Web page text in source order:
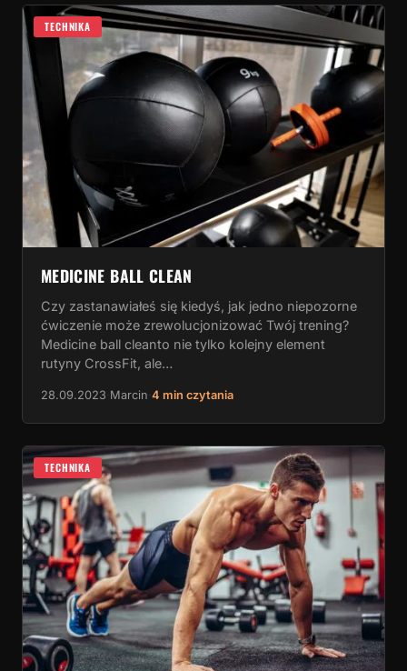
TECHNIKA
MEDICINE BALL CLEAN
Czy zastanawiałeś się kiedyś, jak jedno niepozorne
ćwiczenie może zrewolucjonizować Twój trening?
Medicine ball cleanto nie tylko kolejny element
rutyny CrossFit, ale…
28.09.2023 Marcin 4 min czytania
TECHNIKA